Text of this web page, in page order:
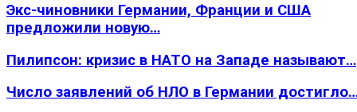
Экс-чиновники Германии, Франции и США
предложили новую…
Пилипсон: кризис в НАТО на Западе называют…
Число заявлений об НЛО в Германии